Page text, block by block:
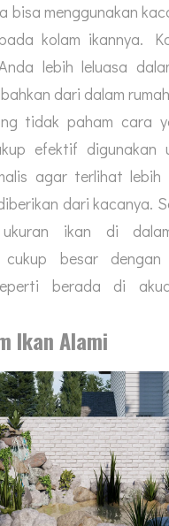
bisa menggunakan
kolam ikannya.
lebih leluasa
dari dalam
tidak paham cara
efektif digunakan
agar terlihat lebih
dari kacanya.
ikan di
cukup besar dengan
berada di
Ikan Alami